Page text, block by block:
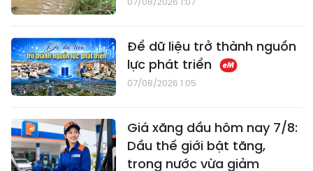
Để dữ liệu trở thành nguồn
lực phát triển
07/08/2026 1:05
Giá xăng dầu hôm nay 7/8:
Dầu thế giới bật tăng,
trong nước vừa giảm